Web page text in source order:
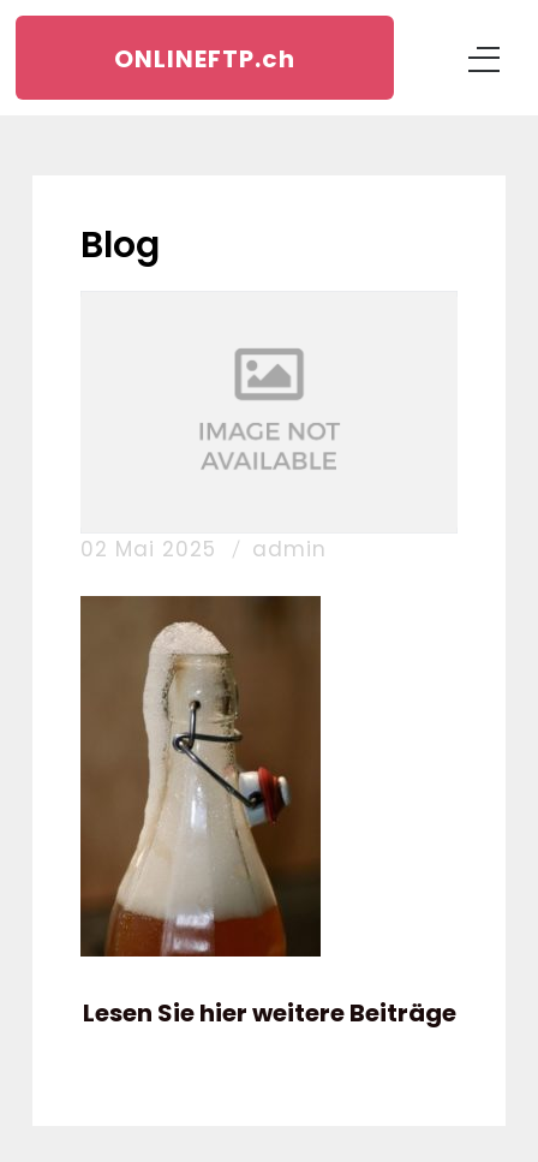
ONLINEFTP.ch
blog
02 Mai 2025 admin
Lesen Sie hier weitere Beiträge